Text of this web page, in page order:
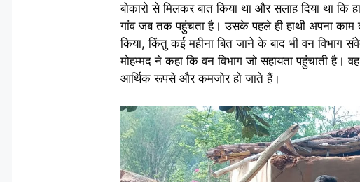
बोकारो से मिलकर बात किया था और सलाह दिया था कि
गांव जब तक पहुंचता है। उसके पहले ही हाथी अपना काम
किया, किंतु कई महीना बित जाने के बाद भी वन विभाग
मोहम्मद ने कहा कि वन विभाग जो सहायता पहुंचाती है।
आर्थिक रूपसे और कमजोर हो जाते हैं।